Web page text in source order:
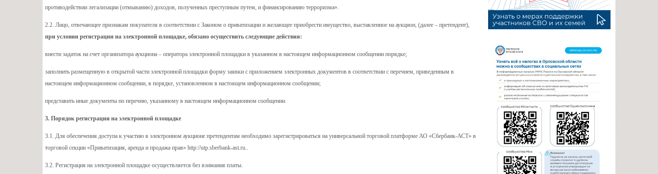
противодействии легализации (отмыванию) доходов, полученных преступным путем, и финансированию терроризма».
2.2. Лицо, отвечающее признакам покупателя в соответствии с Законом о приватизации и желающее приобрести имущество, выставленное на аукцион, (далее – претендент),
при условии регистрации на электронной площадке, обязано осуществить следующие действия:
внести задаток на счет организатора аукциона – оператора электронной площадки в указанном в настоящем информационном сообщении порядке;
заполнить размещенную в открытой части электронной площадки форму заявки с приложением электронных документов в соответствии с перечнем, приведенным в
настоящем информационном сообщении, в порядке, установленном в настоящем информационном сообщении;
представить иные документы по перечню, указанному в настоящем информационном сообщении.
3. Порядок регистрации на электронной площадке
3.1. Для обеспечения доступа к участию в электронном аукционе претендентам необходимо зарегистрироваться на универсальной торговой платформе АО «Сбербанк-АСТ» в
торговой секции «Приватизация, аренда и продажа прав» http://utp.sberbank-ast.ru..
3.2. Регистрация на электронной площадке осуществляется без взимания платы.